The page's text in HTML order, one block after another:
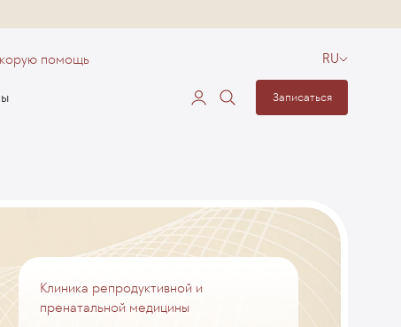
помощь RU
Записаться
Клиника репродуктивной и
пренатальной медицины